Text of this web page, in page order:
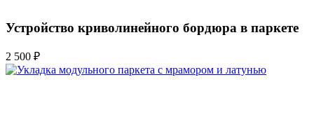
Устройство криволинейного бордюра в паркете
2 500 ₽